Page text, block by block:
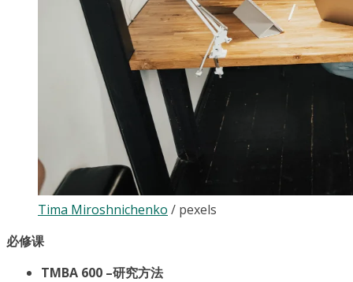
Tima Miroshnichenko / pexels
必修课
TMBA 600 –研究方法